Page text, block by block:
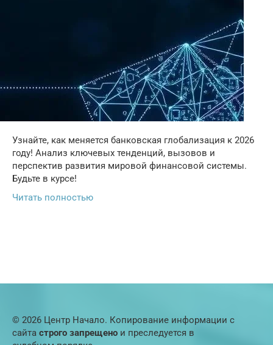
Узнайте, как меняется банковская глобализация к 2026
году! Анализ ключевых тенденций, вызовов и
перспектив развития мировой финансовой системы.
Будьте в курсе!
Читать полностью
© 2026 Центр Начало. Копирование информации с
сайта строго запрещено и преследуется в